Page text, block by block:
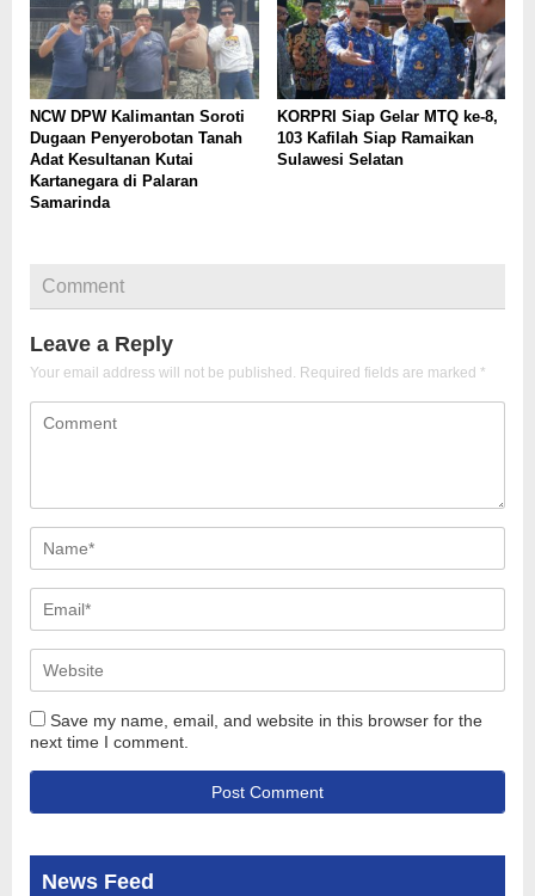
NCW DPW Kalimantan Soroti
Dugaan Penyerobotan Tanah
Adat Kesultanan Kutai
Kartanegara di Palaran
Samarinda
KORPRI Siap Gelar MTQ ke-8,
103 Kafilah Siap Ramaikan
Sulawesi Selatan
Comment
Leave a Reply
Your email address will not be published. Required fields are marked *
Save my name, email, and website in this browser for the
next time I comment.
News Feed